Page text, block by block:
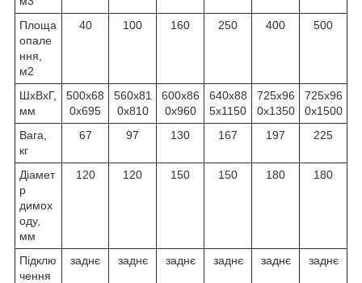
Площа
опале
ння,
м2
40 100 160 250 400 500
ШхВхГ,
мм
500х68
0х695
560х81
0х810
600х86
0х960
640х88
5х1150
725х96
0х1350
725х96
0х1500
Вага,
кг
67 97 130 167 197 225
Діамет
р
димох
оду,
мм
120 120 150 150 180 180
Підклю
чення
заднє заднє заднє заднє заднє заднє